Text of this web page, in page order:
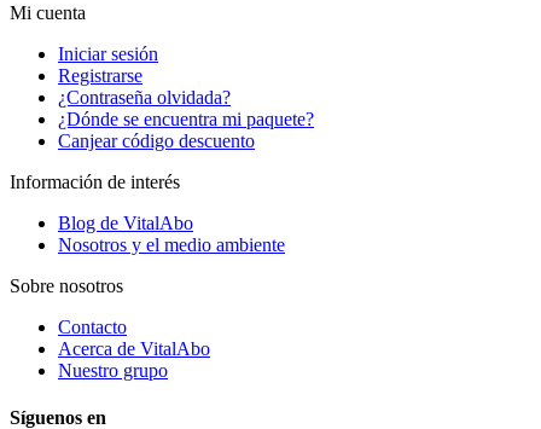
Mi cuenta
Iniciar sesión
Registrarse
¿Contraseña olvidada?
¿Dónde se encuentra mi paquete?
Canjear código descuento
Información de interés
Blog de VitalAbo
Nosotros y el medio ambiente
Sobre nosotros
Contacto
Acerca de VitalAbo
Nuestro grupo
Síguenos en